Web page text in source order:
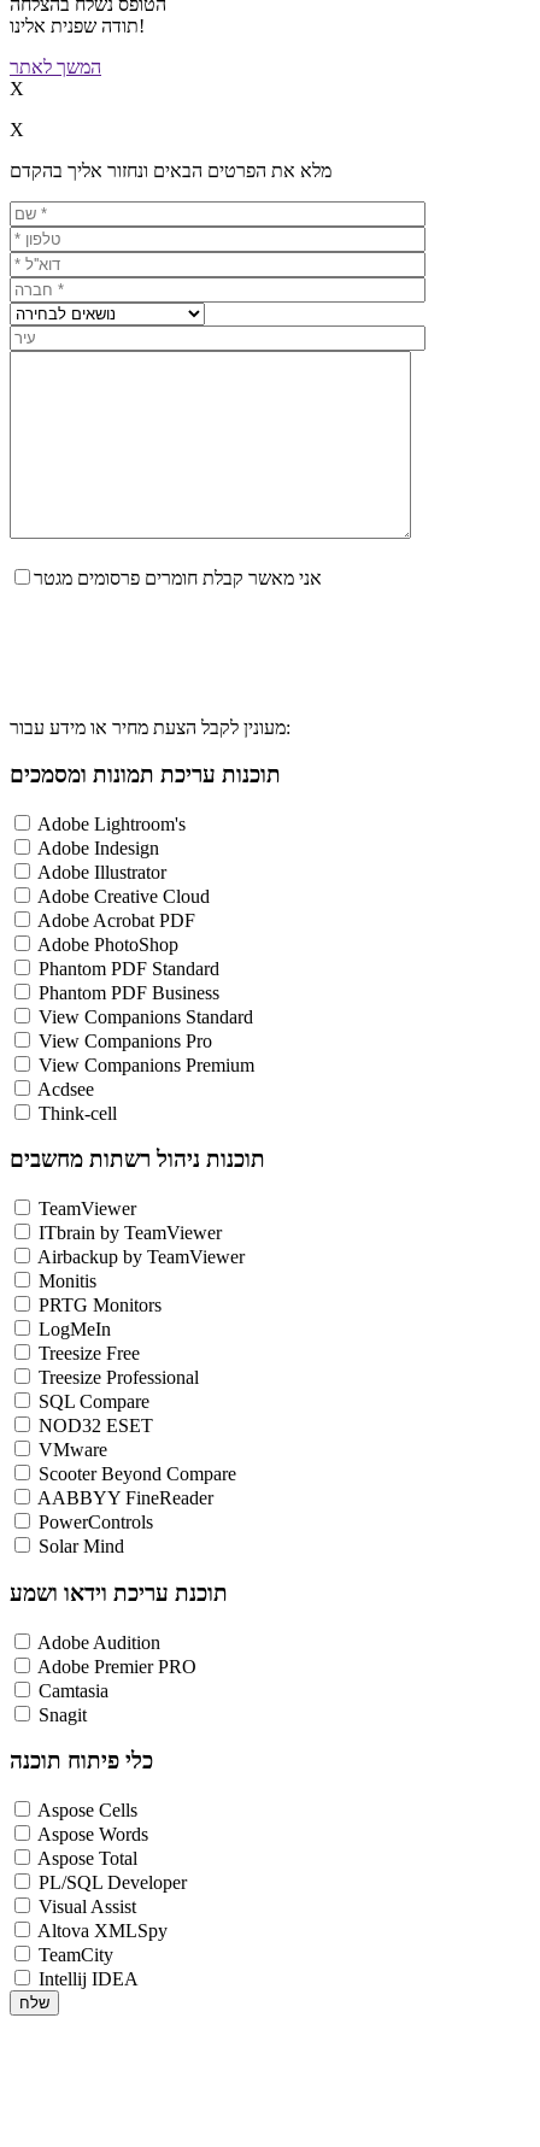
הטופס נשלח בהצלחה
תודה שפנית אלינו!
המשך לאתר
X
X
מלא את הפרטים הבאים ונחזור אליך בהקדם
אני מאשר קבלת חומרים פרסומים מגטר
מעונין לקבל הצעת מחיר או מידע עבור:
תוכנות עריכת תמונות ומסמכים
Adobe Lightroom's
Adobe Indesign
Adobe Illustrator
Adobe Creative Cloud
Adobe Acrobat PDF
Adobe PhotoShop
Phantom PDF Standard
Phantom PDF Business
View Companions Standard
View Companions Pro
View Companions Premium
Acdsee
Think-cell
תוכנות ניהול רשתות מחשבים
TeamViewer
ITbrain by TeamViewer
Airbackup by TeamViewer
Monitis
PRTG Monitors
LogMeIn
Treesize Free
Treesize Professional
SQL Compare
NOD32 ESET
VMware
Scooter Beyond Compare
AABBYY FineReader
PowerControls
Solar Mind
תוכנת עריכת וידאו ושמע
Adobe Audition
Adobe Premier PRO
Camtasia
Snagit
כלי פיתוח תוכנה
Aspose Cells
Aspose Words
Aspose Total
PL/SQL Developer
Visual Assist
Altova XMLSpy
TeamCity
Intellij IDEA